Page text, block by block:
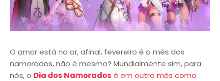
O amor está no ar, afinal, fevereiro é o mês dos
namorados, não é mesmo? Mundialmente sim, para
nós, o Dia dos Namorados é em outro mês como